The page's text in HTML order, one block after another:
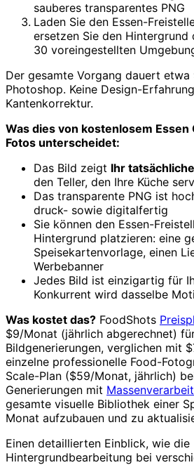
sauberes transparentes PNG
Laden Sie den Essen-
ersetzen Sie den Hintergrund
30 voreingestellten
Der gesamte Vorgang dauert etwa
Photoshop. Keine Design-
Kantenkorrektur.
Was dies von kostenlosem
Fotos unterscheidet:
Das Bild zeigt Ihr
den Teller, den Ihre Küche
Das transparente PNG ist
druck- sowie digitalfertig
Sie können den Essen-
Hintergrund platzieren: eine
Speisekartenvorlage, einen
Werbebanner
Jedes Bild ist einzigartig für
Konkurrent wird dasselbe
Was kostet das? FoodShots
$9/Monat (jährlich abgerechnet)
Bildgenerierungen, verglichen mit
einzelne professionelle Food-
Scale-Plan ($59/Monat, jährlich)
Generierungen mit
gesamte visuelle Bibliothek einer
Monat aufzubauen und zu
Einen detaillierten Einblick, wie die
Hintergrundbearbeitung bei